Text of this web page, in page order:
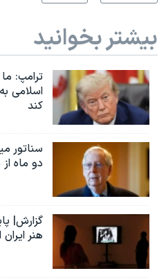
بیشتر بخوانید
ترامپ:
اسلامی
کند
سناتور
دو ماه
گزارش|
هنر